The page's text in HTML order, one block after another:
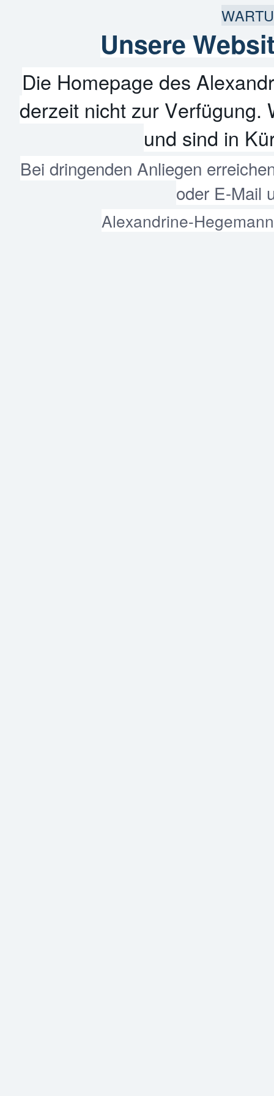
Unsere
Die Homepage des
derzeit nicht zur Verfügung.
und sind in
Bei dringenden Anliegen
oder E-Mail
Alexandrine-